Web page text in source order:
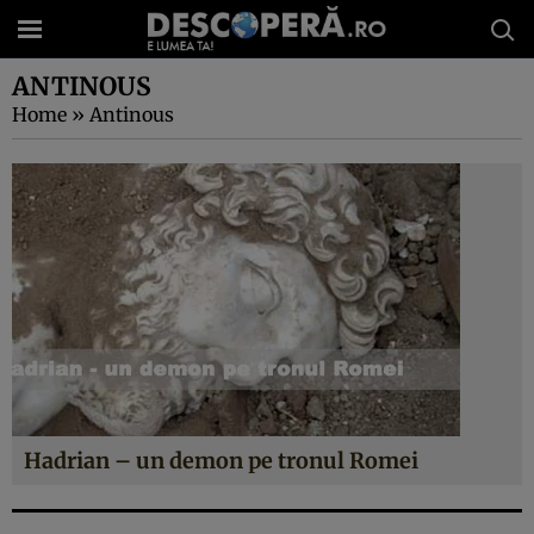
ANTINOUS
Home » Antinous
Hadrian – un demon pe tronul Romei